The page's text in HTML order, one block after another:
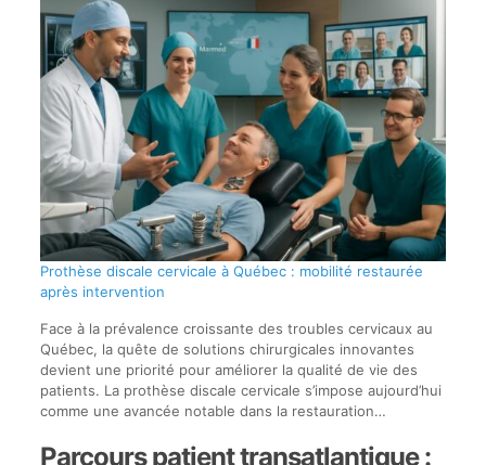
Prothèse discale cervicale à Québec : mobilité restaurée
après intervention
Face à la prévalence croissante des troubles cervicaux au
Québec, la quête de solutions chirurgicales innovantes
devient une priorité pour améliorer la qualité de vie des
patients. La prothèse discale cervicale s’impose aujourd’hui
comme une avancée notable dans la restauration…
Parcours patient transatlantique :